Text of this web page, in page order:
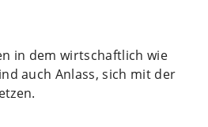
in dem wirtschaftlich wie
auch Anlass, sich mit der